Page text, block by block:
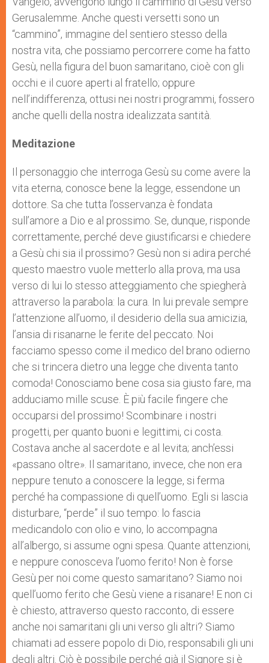
Gerusalemme. Anche questi versetti sono un
“cammino”, immagine del sentiero stesso della
nostra vita, che possiamo percorrere come ha fatto
Gesù, nella figura del buon samaritano, cioè con gli
occhi e il cuore aperti al fratello; oppure
nell’indifferenza, ottusi nei nostri programmi, fossero
anche quelli della nostra idealizzata santità.
Meditazione
Il personaggio che interroga Gesù su come avere la
vita eterna, conosce bene la legge, essendone un
dottore. Sa che tutta l’osservanza è fondata
sull’amore a Dio e al prossimo. Se, dunque, risponde
correttamente, perché deve giustificarsi e chiedere
a Gesù chi sia il prossimo? Gesù non si adira perché
questo maestro vuole metterlo alla prova, ma usa
verso di lui lo stesso atteggiamento che spiegherà
attraverso la parabola: la cura. In lui prevale sempre
l’attenzione all’uomo, il desiderio della sua amicizia,
l’ansia di risanarne le ferite del peccato. Noi
facciamo spesso come il medico del brano odierno
che si trincera dietro una legge che diventa tanto
comoda! Conosciamo bene cosa sia giusto fare, ma
adduciamo mille scuse. È più facile fingere che
occuparsi del prossimo! Scombinare i nostri
progetti, per quanto buoni e legittimi, ci costa.
Costava anche al sacerdote e al levita; anch’essi
«passano oltre». Il samaritano, invece, che non era
neppure tenuto a conoscere la legge, si ferma
perché ha compassione di quell’uomo. Egli si lascia
disturbare, “perde” il suo tempo: lo fascia
medicandolo con olio e vino, lo accompagna
all’albergo, si assume ogni spesa. Quante attenzioni,
e neppure conosceva l’uomo ferito! Non è forse
Gesù per noi come questo samaritano? Siamo noi
quell’uomo ferito che Gesù viene a risanare! E non ci
è chiesto, attraverso questo racconto, di essere
anche noi samaritani gli uni verso gli altri? Siamo
chiamati ad essere popolo di Dio, responsabili gli uni
degli altri. Ciò è possibile perché già il Signore si è